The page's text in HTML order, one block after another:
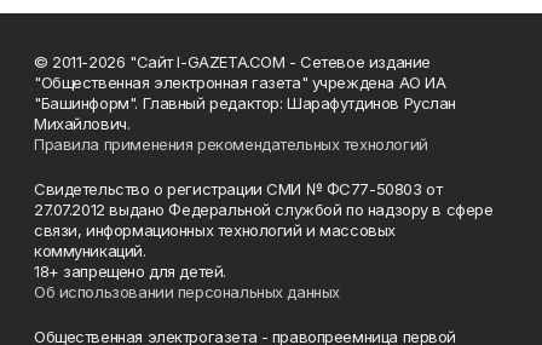
© 2011-2026 "Сайт I-GAZETA.COM - Сетевое издание
"Общественная электронная газета" учреждена АО ИА
"Башинформ". Главный редактор: Шарафутдинов Руслан
Михайлович.
Правила применения рекомендательных технологий
Свидетельство о регистрации СМИ № ФС77-50803 от
27.07.2012 выдано Федеральной службой по надзору в сфере
связи, информационных технологий и массовых
коммуникаций.
18+ запрещено для детей.
Об использовании персональных данных
Общественная электрогазета - правопреемница первой